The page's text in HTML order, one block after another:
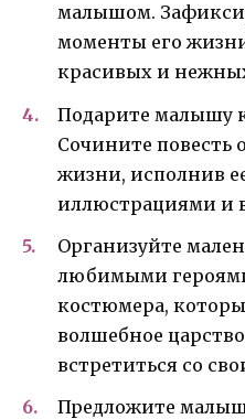
малышом.
моменты его
красивых и
Подарите малышу
Сочините повесть
жизни, исполнив
иллюстрациями и
Организуйте
любимыми
костюмера,
волшебное
встретиться со
Предложите